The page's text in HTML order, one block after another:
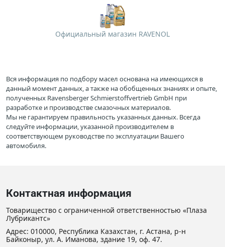
Официальный магазин RAVENOL
Вся информация по подбору масел основана на имеющихся в
данный момент данных, а также на обобщенных знаниях и опыте,
полученных Ravensberger Schmierstoffvertrieb GmbH при
разработке и производстве смазочных материалов.
Мы не гарантируем правильность указанных данных. Всегда
следуйте информации, указанной производителем в
соответствующем руководстве по эксплуатации Вашего
автомобиля.
Контактная информация
Товарищество с ограниченной ответственностью «Плаза
Лубрикантс»
Адрес: 010000, Республика Казахстан, г. Астана, р-н
Байконыр, ул. А. Иманова, здание 19, оф. 47.